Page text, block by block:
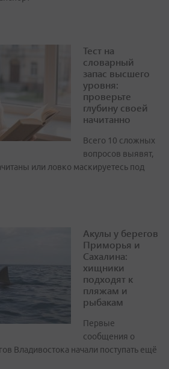
Тест на
словарный
запас высшего
уровня:
проверьте
глубину своей
начитанно
Всего 10 сложных
вопросов выявят,
или ловко маскируетесь под
Акулы у берегов
Приморья и
Сахалина:
хищники
подходят к
пляжам и
рыбакам
Первые
сообщения о
Владивостока начали поступать ещё